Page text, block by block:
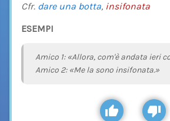
Cfr. dare una botta, insifonata
ESEMPI
Amico 1: «Allora, com'è andata ieri
Amico 2: «Me la sono insifonata.»